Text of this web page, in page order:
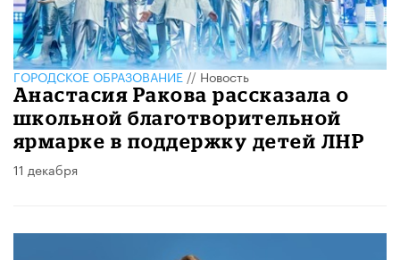
ГОРОДСКОЕ ОБРАЗОВАНИЕ//Новость
Анастасия Ракова рассказала о
школьной благотворительной
ярмарке в поддержку детей ЛНР
11 декабря